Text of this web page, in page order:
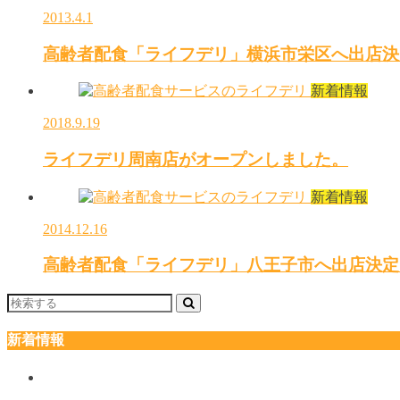
2013.4.1
高齢者配食「ライフデリ」横浜市栄区へ出店
新着情報
2018.9.19
ライフデリ周南店がオープンしました。
新着情報
2014.12.16
高齢者配食「ライフデリ」八王子市へ出店決
新着情報